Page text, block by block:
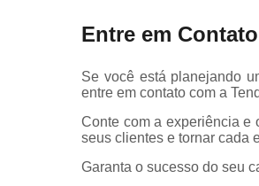
Entre em
Se você está planejando
entre em contato com a
Conte com a experiência e
seus clientes e tornar cada
Garanta o sucesso do seu